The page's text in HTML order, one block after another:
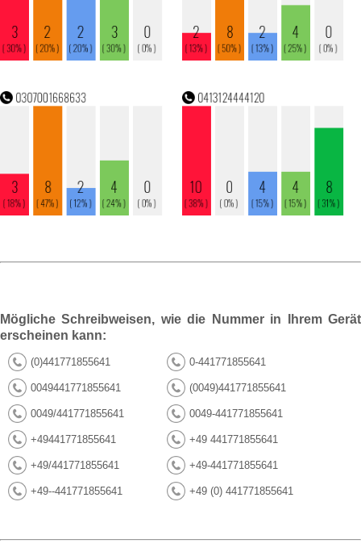
Mögliche Schreibweisen, wie die Nummer in Ihrem Gerät
erscheinen kann:
(0)441771855641 0-441771855641
0049441771855641 (0049)441771855641
0049/441771855641 0049-441771855641
+49441771855641 +49 441771855641
+49/441771855641 +49-441771855641
+49--441771855641 +49 (0) 441771855641